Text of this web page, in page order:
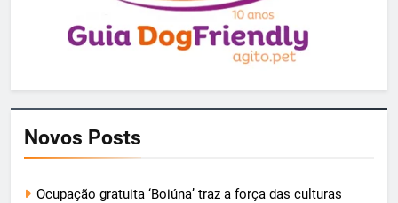
Novos Posts
Ocupação gratuita ‘Boiúna’ traz a força das culturas